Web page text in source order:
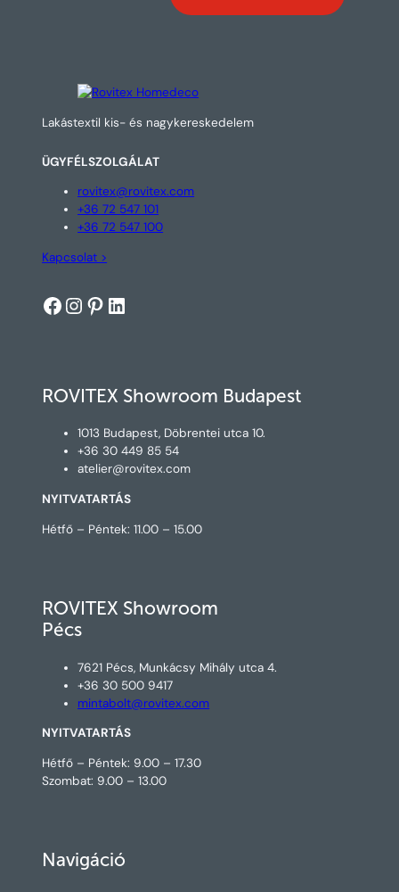
Lakástextil kis- és nagykereskedelem
ÜGYFÉLSZOLGÁLAT
rovitex@rovitex.com
+36 72 547 101
+36 72 547 100
Kapcsolat >
Facebook
Instagram
Pinterest
LinkedIn
ROVITEX Showroom Budapest
1013 Budapest, Döbrentei utca 10.
+36 30 449 85 54
atelier@rovitex.com
NYITVATARTÁS
Hétfő – Péntek: 11.00 – 15.00
ROVITEX Showroom
Pécs
7621 Pécs, Munkácsy Mihály utca 4.
+36 30 500 9417
mintabolt@rovitex.com
NYITVATARTÁS
Hétfő – Péntek: 9.00 – 17.30
Szombat: 9.00 – 13.00
Navigáció